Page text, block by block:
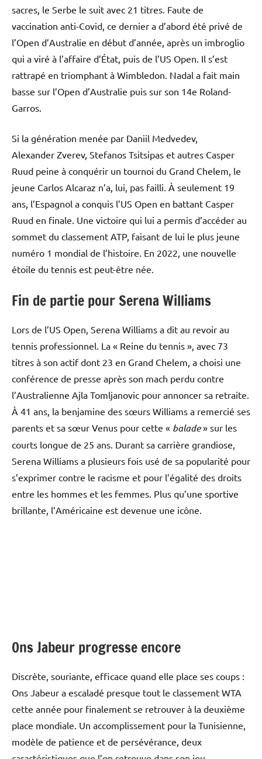
sacres, le Serbe le suit avec 21 titres. Faute de
vaccination anti-Covid, ce dernier a d’abord été privé de
l’Open d’Australie en début d’année, après un imbroglio
qui a viré à l’affaire d’État, puis de l’US Open. Il s’est
rattrapé en triomphant à Wimbledon. Nadal a fait main
basse sur l’Open d’Australie puis sur son 14e Roland-
Garros.
Si la génération menée par Daniil Medvedev,
Alexander Zverev, Stefanos Tsitsipas et autres Casper
Ruud peine à conquérir un tournoi du Grand Chelem, le
jeune Carlos Alcaraz n’a, lui, pas failli. À seulement 19
ans, l’Espagnol a conquis l’US Open en battant Casper
Ruud en finale. Une victoire qui lui a permis d’accéder au
sommet du classement ATP, faisant de lui le plus jeune
numéro 1 mondial de l’histoire. En 2022, une nouvelle
étoile du tennis est peut-être née.
Fin de partie pour Serena Williams
Lors de l’US Open, Serena Williams a dit au revoir au
tennis professionnel. La « Reine du tennis », avec 73
titres à son actif dont 23 en Grand Chelem, a choisi une
conférence de presse après son mach perdu contre
l’Australienne Ajla Tomljanovic pour annoncer sa retraite.
À 41 ans, la benjamine des sœurs Williams a remercié ses
parents et sa sœur Venus pour cette « balade» sur les
courts longue de 25 ans. Durant sa carrière grandiose,
Serena Williams a plusieurs fois usé de sa popularité pour
s’exprimer contre le racisme et pour l’égalité des droits
entre les hommes et les femmes. Plus qu’une sportive
brillante, l’Américaine est devenue une icône.
Ons Jabeur progresse encore
Discrète, souriante, efficace quand elle place ses coups :
Ons Jabeur a escaladé presque tout le classement WTA
cette année pour finalement se retrouver à la deuxième
place mondiale. Un accomplissement pour la Tunisienne,
modèle de patience et de persévérance, deux